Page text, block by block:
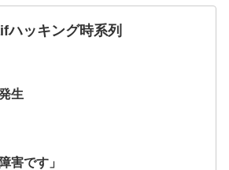
ハッキング時系列
生
害です」